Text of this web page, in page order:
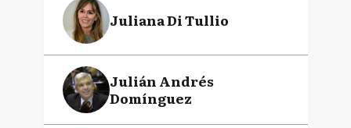
Juliana Di Tullio
Julián Andrés
Domínguez